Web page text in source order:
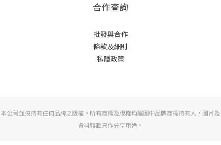
合作查詢
批發與合作
條款及細則
私隱政策
本公司並沒持有任何品牌之版權。所有商標及版權均屬圖中品牌商標持有人，圖片及
資料轉載只作分享用途。